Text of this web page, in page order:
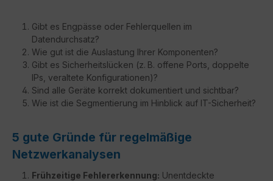
Gibt es Engpässe oder Fehlerquellen im
Datendurchsatz?
Wie gut ist die Auslastung Ihrer Komponenten?
Gibt es Sicherheitslücken (z. B. offene Ports, doppelte
IPs, veraltete Konfigurationen)?
Sind alle Geräte korrekt dokumentiert und sichtbar?
Wie ist die Segmentierung im Hinblick auf IT-Sicherheit?
5 gute Gründe für regelmäßige
Netzwerkanalysen
Frühzeitige Fehlererkennung: Unentdeckte